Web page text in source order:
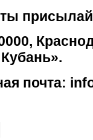
почта: